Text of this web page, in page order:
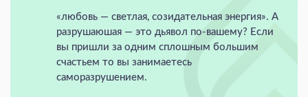
«любовь — светлая, созидательная энергия». А
разрушаюшая — это дьявол по-вашему? Если
вы пришли за одним сплошным большим
счастьем то вы занимаетесь
саморазрушением.